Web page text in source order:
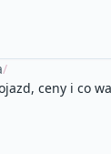
/
ceny i co